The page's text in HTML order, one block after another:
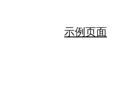
示例页面